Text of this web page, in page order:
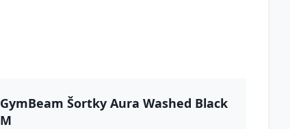
GymBeam Šortky Aura Washed Black
M